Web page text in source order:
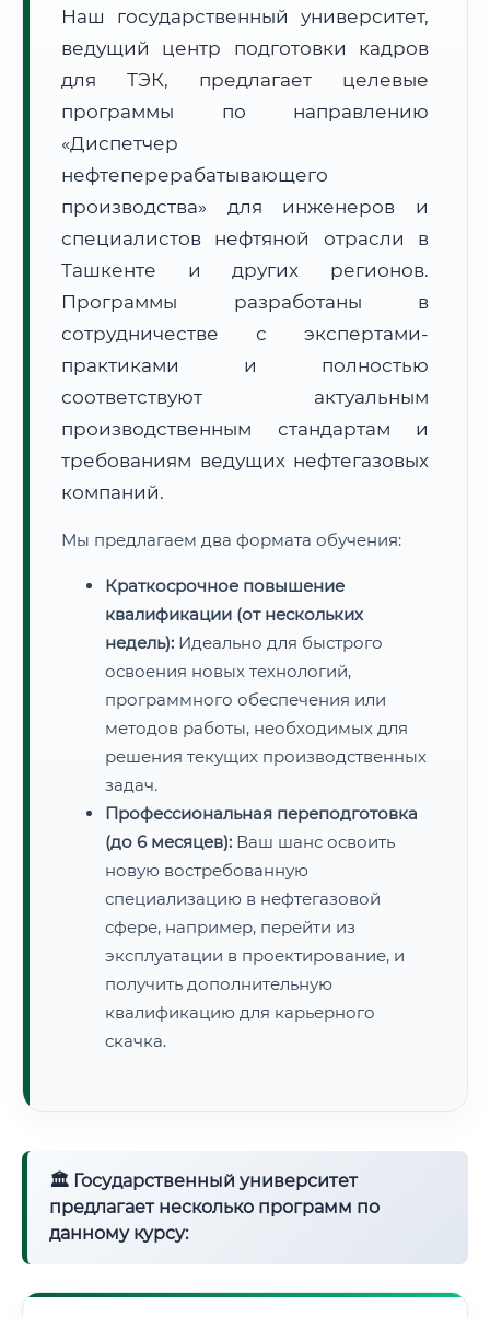
Расчет логистики оригиналов:
• Экспресс-доставка СДЭК / Почтой:
📜 Документы и аккредитация
🔍Нажмите на документ для увеличения и просмотра
Наш государственный университет,
ведущий центр подготовки кадров
для ТЭК, предлагает целевые
программы по направлению
«Диспетчер
нефтеперерабатывающего
производства» для инженеров и
специалистов нефтяной отрасли в
Ташкенте и других регионов.
Программы разработаны в
сотрудничестве с экспертами-
практиками и полностью
соответствуют актуальным
производственным стандартам и
требованиям ведущих нефтегазовых
компаний.
Мы предлагаем два формата обучения:
Краткосрочное повышение
квалификации (от нескольких
недель): Идеально для быстрого
освоения новых технологий,
программного обеспечения или
методов работы, необходимых для
решения текущих производственных
задач.
Профессиональная переподготовка
(до 6 месяцев): Ваш шанс освоить
новую востребованную
специализацию в нефтегазовой
сфере, например, перейти из
эксплуатации в проектирование, и
получить дополнительную
квалификацию для карьерного
скачка.
🏛 Государственный университет
предлагает несколько программ по
данному курсу: